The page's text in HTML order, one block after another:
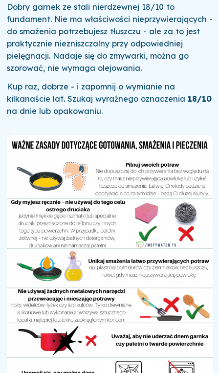
Dobry garnek ze stali nierdzewnej 18/10 to
fundament. Nie ma właściwości nieprzywierających -
do smażenia potrzebujesz tłuszczu - ale za to jest
praktycznie niezniszczalny przy odpowiedniej
pielęgnacji. Nadaje się do zmywarki, można go
szorować, nie wymaga olejowania.
Kup raz, dobrze - i zapomnij o wymianie na
kilkanaście lat. Szukaj wyraźnego oznaczenia 18/10
na dnie lub opakowaniu.